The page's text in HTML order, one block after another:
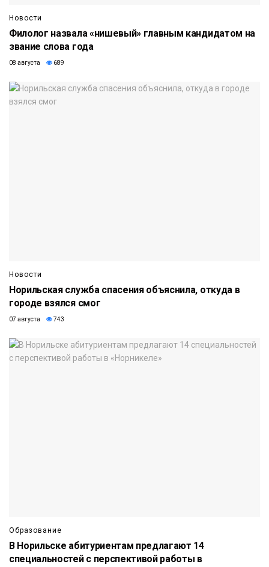
Новости
Филолог назвала «нишевый» главным кандидатом на
звание слова года
08 августа 689
Новости
Норильская служба спасения объяснила, откуда в
городе взялся смог
07 августа 743
Образование
В Норильске абитуриентам предлагают 14
специальностей с перспективой работы в